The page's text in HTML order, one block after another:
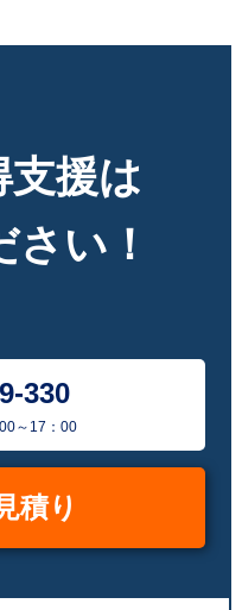
支援は
い！
330
～17：00
積り